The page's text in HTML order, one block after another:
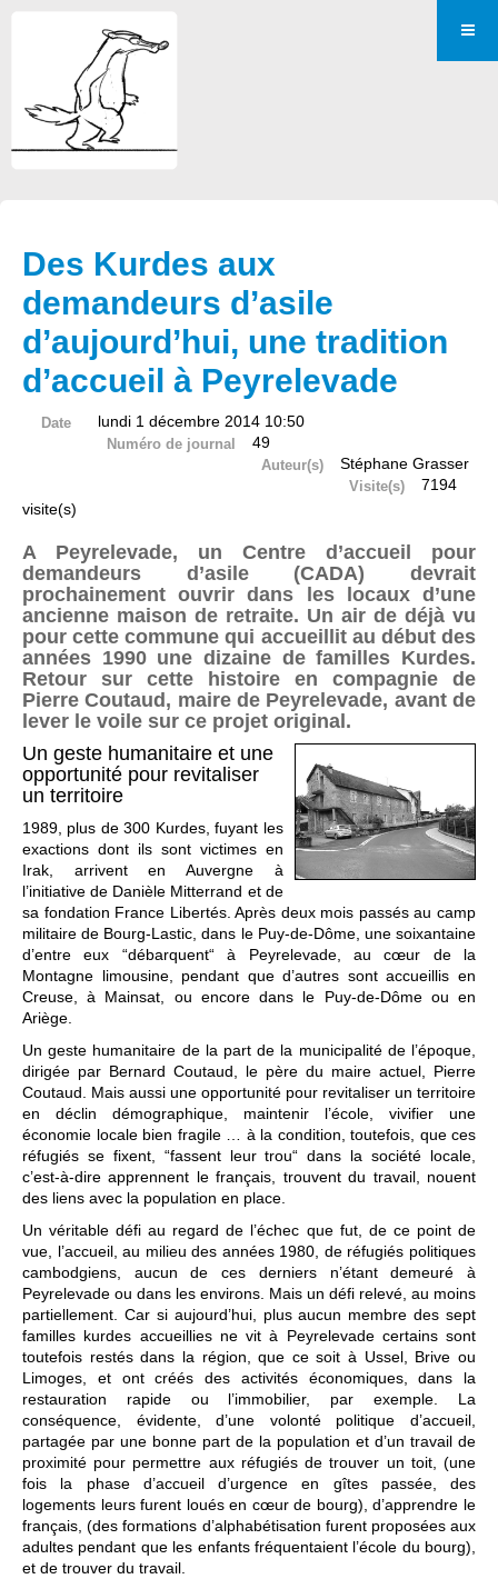
Des Kurdes aux
demandeurs d’asile
d’aujourd’hui, une tradition
d’accueil à Peyrelevade
Date lundi 1 décembre 2014 10:50
Numéro de journal 49
Auteur(s) Stéphane Grasser
Visite(s)
7194
visite(s)
A Peyrelevade, un Centre d’accueil pour
demandeurs d’asile (CADA) devrait
prochainement ouvrir dans les locaux d’une
ancienne maison de retraite. Un air de déjà vu
pour cette commune qui accueillit au début des
années 1990 une dizaine de familles Kurdes.
Retour sur cette histoire en compagnie de
Pierre Coutaud, maire de Peyrelevade, avant de
lever le voile sur ce projet original.
Un geste humanitaire et une
opportunité pour revitaliser
un territoire
1989, plus de 300 Kurdes, fuyant les
exactions dont ils sont victimes en
Irak, arrivent en Auvergne à
l’initiative de Danièle Mitterrand et de
sa fondation France Libertés. Après deux mois passés au camp
militaire de Bourg-Lastic, dans le Puy-de-Dôme, une soixantaine
d’entre eux “débarquent“ à Peyrelevade, au cœur de la
Montagne limousine, pendant que d’autres sont accueillis en
Creuse, à Mainsat, ou encore dans le Puy-de-Dôme ou en
Ariège.
Un geste humanitaire de la part de la municipalité de l’époque,
dirigée par Bernard Coutaud, le père du maire actuel, Pierre
Coutaud. Mais aussi une opportunité pour revitaliser un territoire
en déclin démographique, maintenir l’école, vivifier une
économie locale bien fragile … à la condition, toutefois, que ces
réfugiés se fixent, “fassent leur trou“ dans la société locale,
c’est-à-dire apprennent le français, trouvent du travail, nouent
des liens avec la population en place.
Un véritable défi au regard de l’échec que fut, de ce point de
vue, l’accueil, au milieu des années 1980, de réfugiés politiques
cambodgiens, aucun de ces derniers n’étant demeuré à
Peyrelevade ou dans les environs. Mais un défi relevé, au moins
partiellement. Car si aujourd’hui, plus aucun membre des sept
familles kurdes accueillies ne vit à Peyrelevade certains sont
toutefois restés dans la région, que ce soit à Ussel, Brive ou
Limoges, et ont créés des activités économiques, dans la
restauration rapide ou l’immobilier, par exemple. La
conséquence, évidente, d’une volonté politique d’accueil,
partagée par une bonne part de la population et d’un travail de
proximité pour permettre aux réfugiés de trouver un toit, (une
fois la phase d’accueil d’urgence en gîtes passée, des
logements leurs furent loués en cœur de bourg), d’apprendre le
français, (des formations d’alphabétisation furent proposées aux
adultes pendant que les enfants fréquentaient l’école du bourg),
et de trouver du travail.